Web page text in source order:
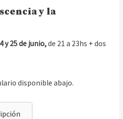
y la
4 y 25 de junio,de 21 a 23hs + dos
disponible abajo.